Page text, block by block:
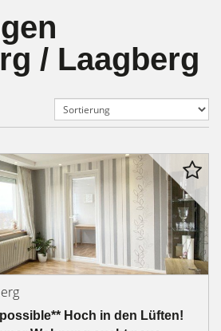
/ Laagberg
Hoch in den Lüften!